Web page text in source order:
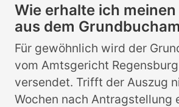
Wie erhalte ich
aus dem
Für gewöhnlich wird der
vom Amtsgericht
versendet. Trifft der Auszug
Wochen nach Antragstellung